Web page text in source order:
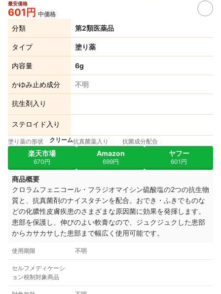
最安価格
601円 中価格
分類 第2類医薬品
タイプ 塗り薬
内容量 6g
かゆみ止め成分 不明
抗生剤入り
ステロイド入り
塗り薬の形状 クリーム抗真菌薬入り 抗菌成分配合
楽天市場
670円
Amazon
699円
ヤフー
601円
商品概要
クロラムフェニコール・フラジオマイシン硫酸塩の2つの抗生物
質と、抗真菌剤のナイスタチンを配合。おでき・ふきでものな
どの化膿性皮膚疾患のさまざまな原因菌に効果を発揮します。
患部を保護し、伸びのよい軟膏なので、ジュクジュクした患部
からカサカサした患部まで幅広く使用可能です。
使用期限 不明
セルフメディケーシ
ョン税制対象商品